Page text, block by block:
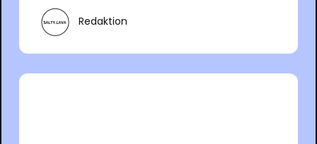
Redaktion